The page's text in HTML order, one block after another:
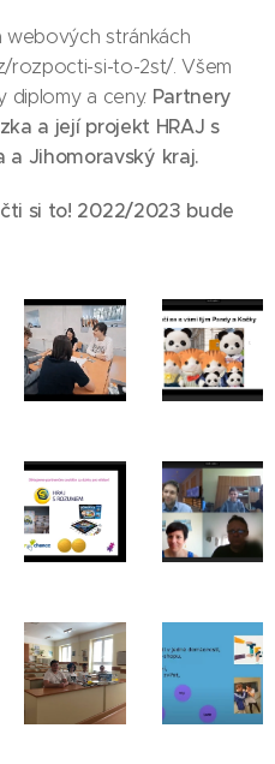
webových stránkách
rozpocti-si-to-2st/. Všem
diplomy a ceny. Partnery
a její projekt HRAJ s
a Jihomoravský kraj.
si to! 2022/2023 bude